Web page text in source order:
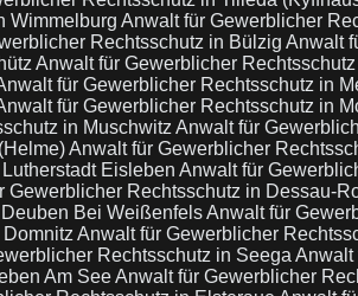
Wimmelburg Anwalt für Gewerblicher
Rechtsschutz in Bülzig Anwalt
Anwalt für Gewerblicher
für Gewerblicher Rechtsschutz in
für Gewerblicher Rechtsschutz in
in Muschwitz Anwalt für
Anwalt für Gewerblicher
Eisleben Anwalt für
Gewerblicher Rechtsschutz in Dessau-
Bei WeißenfelsAnwalt für
Anwalt für Gewerblicher
Rechtsschutz in Seega Anwalt
Am SeeAnwalt für Gewerblicher